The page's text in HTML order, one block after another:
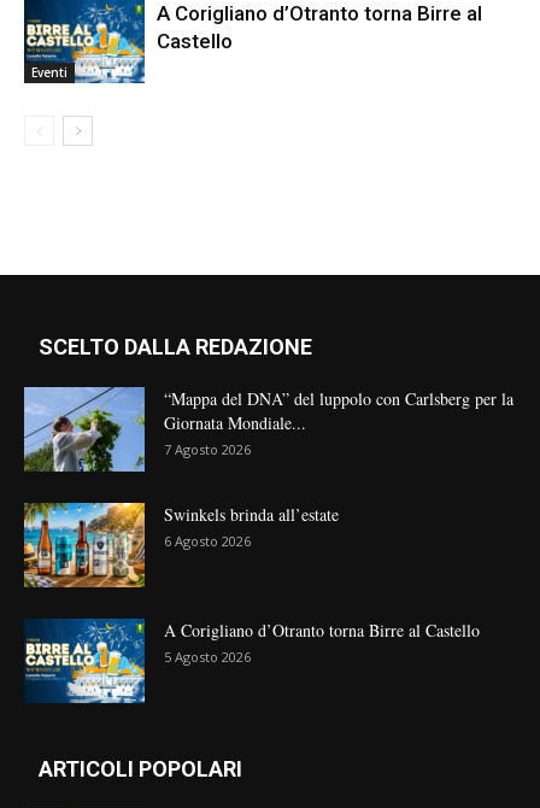
Eventi
A Corigliano d’Otranto torna Birre al
Castello
SCELTO DALLA REDAZIONE
“Mappa del DNA” del luppolo con Carlsberg per la
Giornata Mondiale...
7 Agosto 2026
Swinkels brinda all’estate
6 Agosto 2026
A Corigliano d’Otranto torna Birre al Castello
5 Agosto 2026
ARTICOLI POPOLARI